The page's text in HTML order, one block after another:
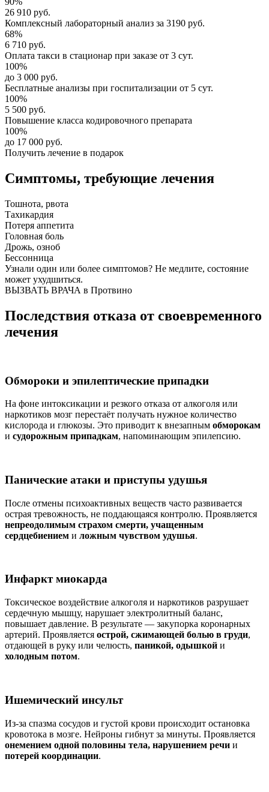
26 910 руб.
Комплексный лабораторный анализ за 3190 руб.
68%
6 710 руб.
Оплата такси в стационар при заказе от 3 сут.
100%
до 3 000 руб.
Бесплатные анализы при госпитализации от 5 сут.
100%
5 500 руб.
Повышение класса кодировочного препарата
100%
до 17 000 руб.
Получить лечение в подарок
Симптомы, требующие лечения
Тошнота, рвота
Тахикардия
Потеря аппетита
Головная боль
Дрожь, озноб
Бессонница
Узнали один или более симптомов? Не медлите, состояние
может ухудшиться.
ВЫЗВАТЬ ВРАЧА в Протвино
Последствия отказа от своевременного
лечения
Обмороки и эпилептические припадки
На фоне интоксикации и резкого отказа от алкоголя или
наркотиков мозг перестаёт получать нужное количество
кислорода и глюкозы. Это приводит к внезапным обморокам
и судорожным припадкам, напоминающим эпилепсию.
Панические атаки и приступы удушья
После отмены психоактивных веществ часто развивается
острая тревожность, не поддающаяся контролю. Проявляется
непреодолимым страхом смерти, учащенным
сердцебиением и ложным чувством удушья.
Инфаркт миокарда
Токсическое воздействие алкоголя и наркотиков разрушает
сердечную мышцу, нарушает электролитный баланс,
повышает давление. В результате — закупорка коронарных
артерий. Проявляется острой, сжимающей болью в груди,
отдающей в руку или челюсть, паникой, одышкой и
холодным потом.
Ишемический инсульт
Из-за спазма сосудов и густой крови происходит остановка
кровотока в мозге. Нейроны гибнут за минуты. Проявляется
онемением одной половины тела, нарушением речи и
потерей координации.